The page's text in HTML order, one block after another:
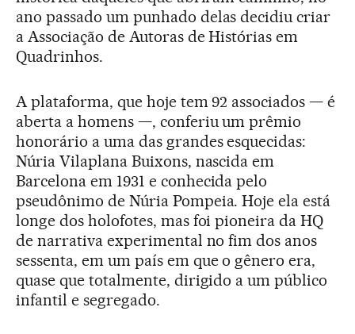
ano passado um punhado delas decidiu criar
a Associação de Autoras de Histórias em
Quadrinhos.
A plataforma, que hoje tem 92 associados — é
aberta a homens —, conferiu um prêmio
honorário a uma das grandes esquecidas:
Núria Vilaplana Buixons, nascida em
Barcelona em 1931 e conhecida pelo
pseudônimo de Núria Pompeia. Hoje ela está
longe dos holofotes, mas foi pioneira da HQ
de narrativa experimental no fim dos anos
sessenta, em um país em que o gênero era,
quase que totalmente, dirigido a um público
infantil e segregado.